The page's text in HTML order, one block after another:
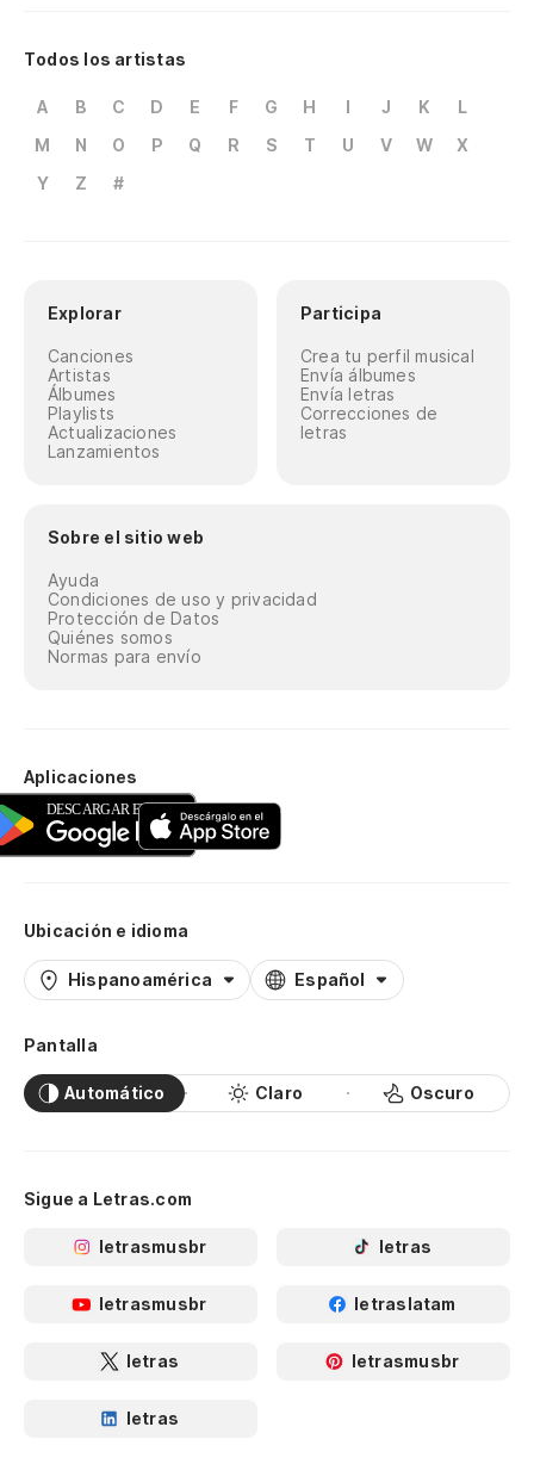
Todos los artistas
A B C D E F G H I J K
L
M
N O P Q R S T U V W
X
Y
Z #
Explorar
Canciones
Artistas
Álbumes
Playlists
Actualizaciones
Lanzamientos
Participa
Crea tu perfil musical
Envía álbumes
Envía letras
Correcciones de
letras
Sobre el sitio web
Ayuda
Condiciones de uso y privacidad
Protección de Datos
Quiénes somos
Normas para envío
Aplicaciones
Ubicación e idioma
Hispanoamérica Español
Pantalla
Automático Claro Oscuro
Sigue a Letras.com
letrasmusbr letras
letrasmusbr letraslatam
letras letrasmusbr
letras